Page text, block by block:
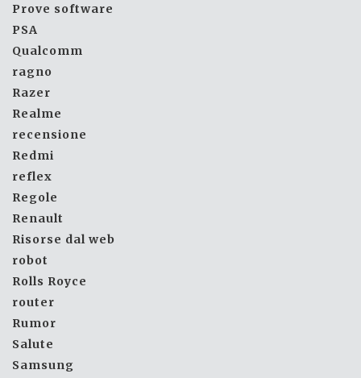
Prove software
PSA
Qualcomm
ragno
Razer
Realme
recensione
Redmi
reflex
Regole
Renault
Risorse dal web
robot
Rolls Royce
router
Rumor
Salute
Samsung